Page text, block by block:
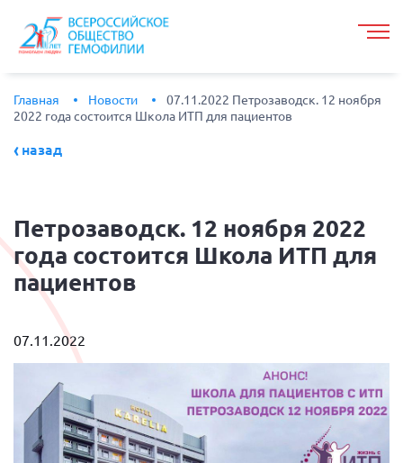
Главная Новости
07.11.2022 Петрозаводск. 12 ноября
2022 года состоится Школа ИТП для пациентов
назад
Петрозаводск. 12 ноября 2022
года состоится Школа ИТП для
пациентов
07.11.2022